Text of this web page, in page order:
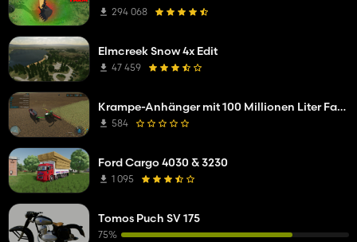
294 068
Elmcreek Snow 4x Edit
47 459
Krampe-Anhänger mit 100 Millionen Liter Fassungsvermögen
584
Ford Cargo 4030 & 3230
1 095
Tomos Puch SV 175
75%